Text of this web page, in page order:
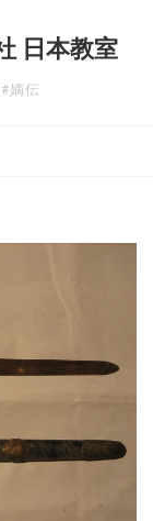
日本教室
嫡伝